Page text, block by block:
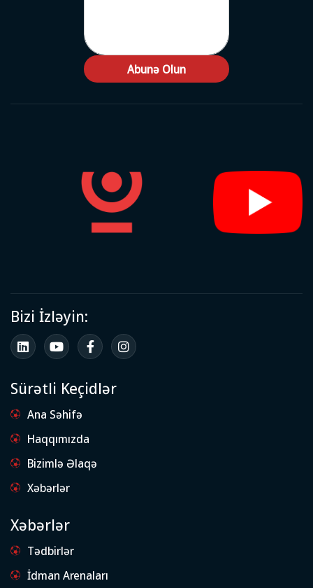
Abunə Olun
Bizi İzləyin:
Sürətli Keçidlər
Ana Səhifə
Haqqımızda
Bizimlə Əlaqə
Xəbərlər
Xəbərlər
Tədbirlər
İdman Arenaları